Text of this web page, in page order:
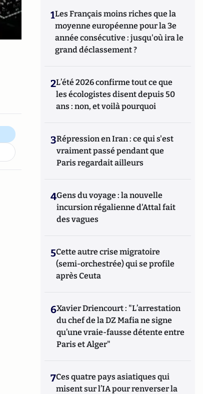
1Les Français moins riches que la
moyenne européenne pour la 3e
année consécutive : jusqu'où ira le
grand déclassement ?
2L’été 2026 confirme tout ce que
les écologistes disent depuis 50
ans : non, et voilà pourquoi
3Répression en Iran : ce qui s'est
vraiment passé pendant que
Paris regardait ailleurs
4Gens du voyage : la nouvelle
incursion régalienne d'Attal fait
des vagues
5Cette autre crise migratoire
(semi-orchestrée) qui se profile
après Ceuta
6Xavier Driencourt : "L’arrestation
du chef de la DZ Mafia ne signe
qu’une vraie-fausse détente entre
Paris et Alger"
7Ces quatre pays asiatiques qui
misent sur l’IA pour renverser la